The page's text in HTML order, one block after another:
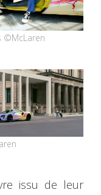
©McLaren
issu de leur